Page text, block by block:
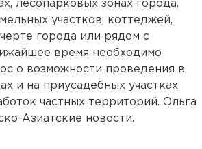
лесопарковых зонах города.
участков, коттеджей,
города или рядом с
время необходимо
о возможности проведения в
и на приусадебных участках
частных территорий. Ольга
Азиатские новости.